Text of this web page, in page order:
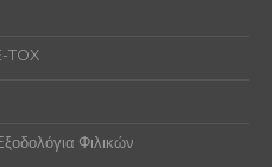
TOX
Φιλικών